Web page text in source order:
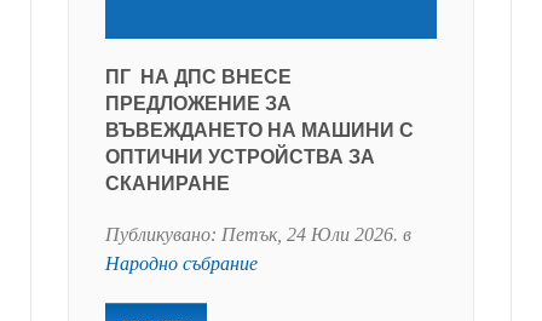
ПГ НА ДПС ВНЕСЕ
ПРЕДЛОЖЕНИЕ ЗА
ВЪВЕЖДАНЕТО НА МАШИНИ С
ОПТИЧНИ УСТРОЙСТВА ЗА
СКАНИРАНЕ
Публикувано: Петък, 24 Юли 2026. в
Народно събрание